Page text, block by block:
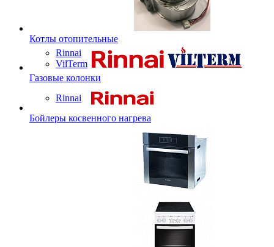
Котлы отопительные
Rinnai
VilTerm
Газовые колонки
Rinnai
Бойлеры косвенного нагрева